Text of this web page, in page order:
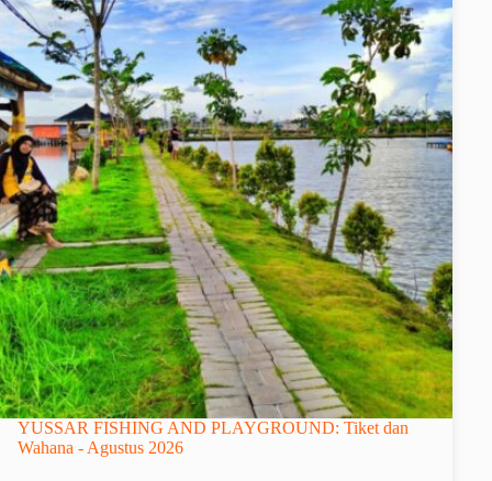
YUSSAR FISHING AND PLAYGROUND: Tiket dan
Wahana - Agustus 2026